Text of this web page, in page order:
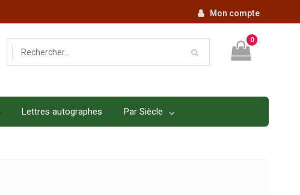
Mon compte
0
Lettres autographes Par Siècle